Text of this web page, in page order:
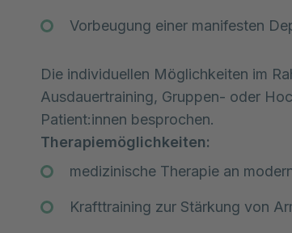
Vorbeugung einer manifesten
Die individuellen Möglichkeiten im
Ausdauertraining, Gruppen- oder
Patient:innen besprochen.
Therapiemöglichkeiten:
medizinische Therapie an
Krafttraining zur Stärkung von